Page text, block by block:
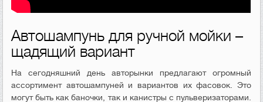
Автошампунь для ручной мойки –
щадящий вариант
На сегодняшний день авторынки предлагают огромный
ассортимент автошампуней и вариантов их фасовок. Это
могут быть как баночки, так и канистры с пульверизаторами.